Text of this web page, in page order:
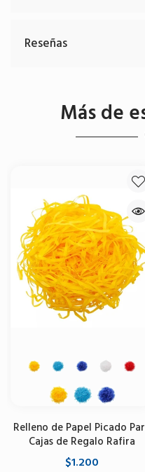
Reseñas
Más de
Relleno de Papel Picado
Cajas de Regalo Rafira
$1.200